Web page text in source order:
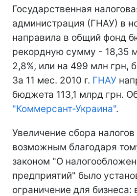
Государственная
администрация (ГНАУ) в
направила в общий фонд
рекордную сумму - 18,35
2,8%, или на 499 млн грн,
За 11 мес. 2010 г. ГНАУ
бюджета 113,1 млрд грн.
"Коммерсант-Украина".
Увеличение сбора налогов
возможным благодаря
законом "О
предприятий" было
ограничение для бизнеса: